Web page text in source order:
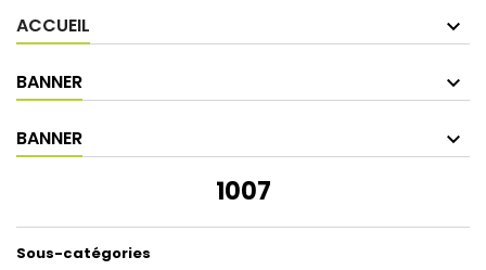
ACCUEIL
BANNER
BANNER
1007
Sous-catégories